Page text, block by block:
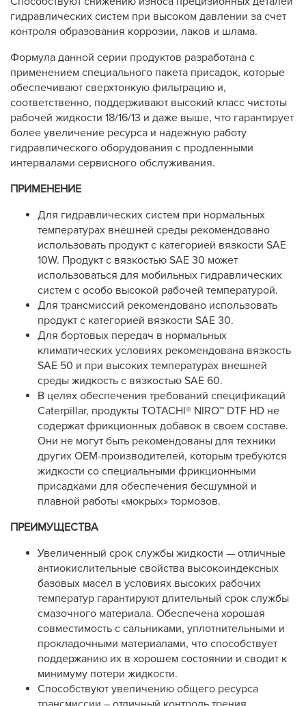
гидравлических систем при высоком давлении за счет
контроля образования коррозии, лаков и шлама.
Формула данной серии продуктов разработана с
применением специального пакета присадок, которые
обеспечивают сверхтонкую фильтрацию и,
соответственно, поддерживают высокий класс чистоты
рабочей жидкости 18/16/13 и даже выше, что гарантирует
более увеличение ресурса и надежную работу
гидравлического оборудования с продленными
интервалами сервисного обслуживания.
ПРИМЕНЕНИЕ
Для гидравлических систем при нормальных
температурах внешней среды рекомендовано
использовать продукт с категорией вязкости SAE
10W. Продукт с вязкостью SAE 30 может
использоваться для мобильных гидравлических
систем с особо высокой рабочей температурой.
Для трансмиссий рекомендовано использовать
продукт с категорией вязкости SAE 30.
Для бортовых передач в нормальных
климатических условиях рекомендована вязкость
SAE 50 и при высоких температурах внешней
среды жидкость с вязкостью SAE 60.
В целях обеспечения требований спецификаций
Caterpillar, продукты TOTACHI® NIRO™ DTF HD не
содержат фрикционных добавок в своем составе.
Они не могут быть рекомендованы для техники
других OEM-производителей, которым требуются
жидкости со специальными фрикционными
присадками для обеспечения бесшумной и
плавной работы «мокрых» тормозов.
ПРЕИМУЩЕСТВА
Увеличенный срок службы жидкости — отличные
антиокислительные свойства высокоиндексных
базовых масел в условиях высоких рабочих
температур гарантируют длительный срок службы
смазочного материала. Обеспечена хорошая
совместимость с сальниками, уплотнительными и
прокладочными материалами, что способствует
поддержанию их в хорошем состоянии и сводит к
минимуму потери жидкости.
Способствуют увеличению общего ресурса